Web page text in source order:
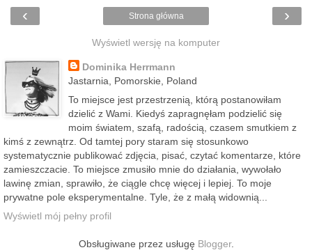
‹ ›
Strona główna
Wyświetl wersję na komputer
Dominika Herrmann
Jastarnia, Pomorskie, Poland
To miejsce jest przestrzenią, którą postanowiłam
dzielić z Wami. Kiedyś zapragnęłam podzielić się
moim światem, szafą, radością, czasem smutkiem z
kimś z zewnątrz. Od tamtej pory staram się stosunkowo
systematycznie publikować zdjęcia, pisać, czytać komentarze, które
zamieszczacie. To miejsce zmusiło mnie do działania, wywołało
lawinę zmian, sprawiło, że ciągle chcę więcej i lepiej. To moje
prywatne pole eksperymentalne. Tyle, że z małą widownią...
Wyświetl mój pełny profil
Obsługiwane przez usługę Blogger.